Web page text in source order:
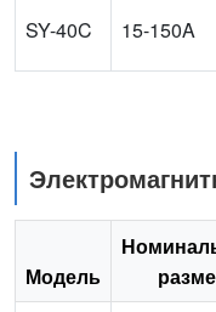
SY-40C 15-150A
Модель